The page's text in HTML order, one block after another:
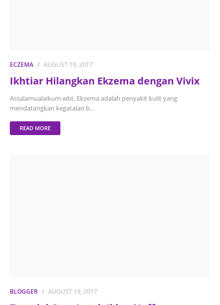
ECZEMA AUGUST 19, 2017
Ikhtiar Hilangkan Ekzema dengan Vivix
Assalamualaikum wbt, Ekzema adalah penyakit kulit yang
mendatangkan kegatalan b…
READ MORE
BLOGGER AUGUST 19, 2017